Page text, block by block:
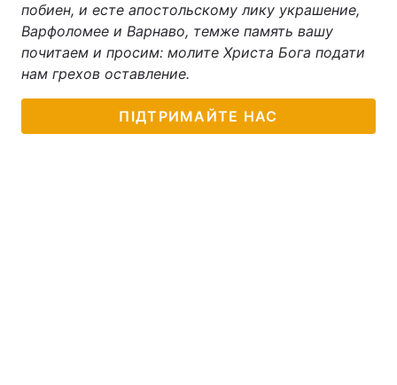
побиен, и есте апостольскому лику украшение,
Варфоломее и Варнаво, темже память вашу
почитаем и просим: молите Христа Бога подати
нам грехов оставление.
ПІДТРИМАЙТЕ НАС